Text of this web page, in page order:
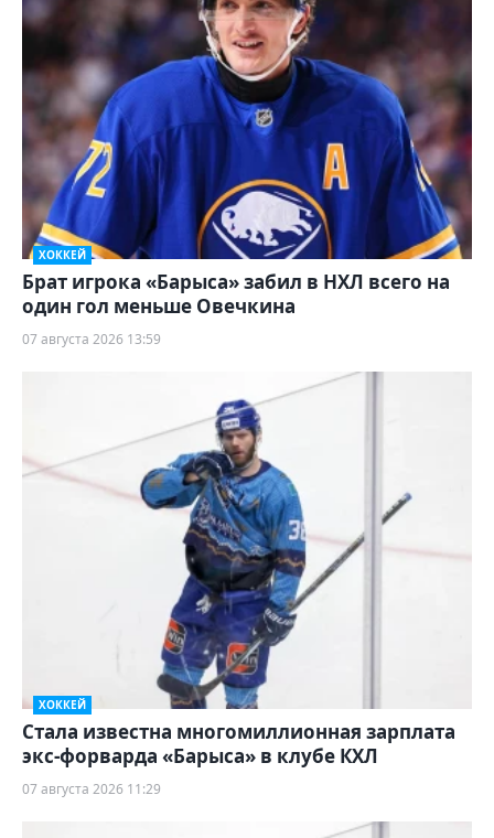
ХОККЕЙ
Брат игрока «Барыса» забил в НХЛ всего на
один гол меньше Овечкина
07 августа 2026 13:59
ХОККЕЙ
Стала известна многомиллионная зарплата
экс-форварда «Барыса» в клубе КХЛ
07 августа 2026 11:29